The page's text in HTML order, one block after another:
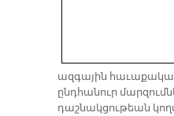
ազգային
ընդհանուր
դաշնակցութեան